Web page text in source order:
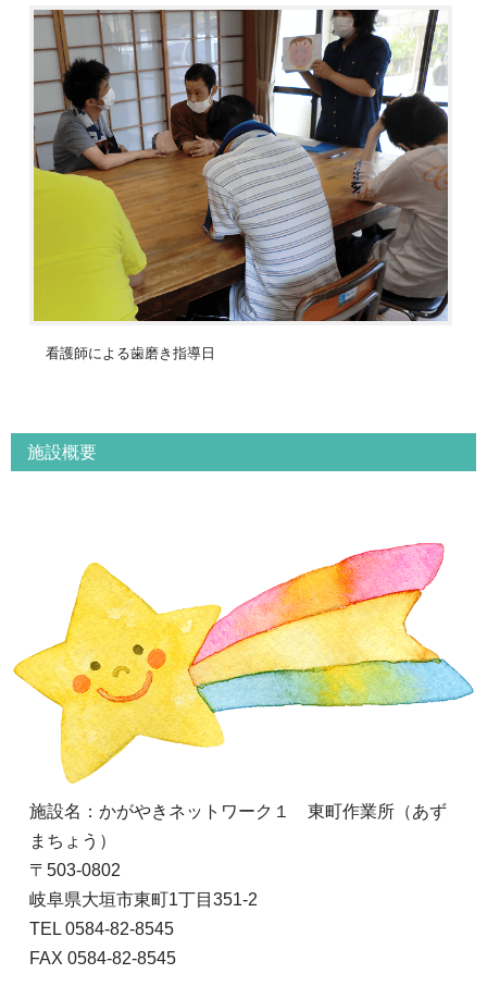
看護師による歯磨き指導日
施設概要
施設名：かがやきネットワーク１ 東町作業所（あず
まちょう）
〒503-0802
岐阜県大垣市東町1丁目351-2
TEL 0584-82-8545
FAX 0584-82-8545